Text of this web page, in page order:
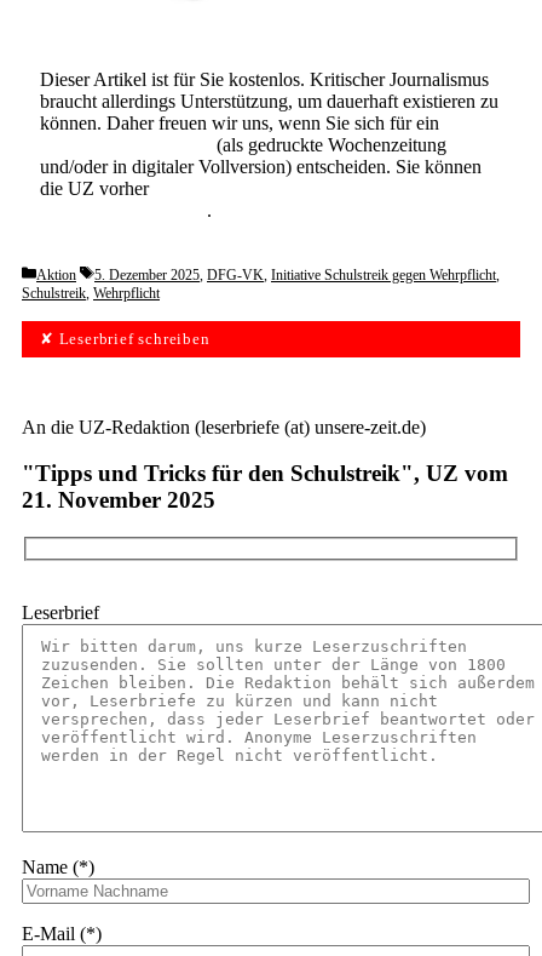
Dieser Artikel ist für Sie kostenlos. Kritischer Journalismus
braucht allerdings Unterstützung, um dauerhaft existieren zu
können. Daher freuen wir uns, wenn Sie sich für ein
(als gedruckte Wochenzeitung
und/oder in digitaler Vollversion) entscheiden. Sie können
die UZ vorher
.
Categories
Aktion Tags
5. Dezember 2025, DFG-VK, Initiative Schulstreik gegen Wehrpflicht,
Schulstreik, Wehrpflicht
✘ Leserbrief schreiben
An die UZ-Redaktion (leserbriefe (at) unsere-zeit.de)
"Tipps und Tricks für den Schulstreik", UZ vom
21. November 2025
Leserbrief
Name (*)
E-Mail (*)